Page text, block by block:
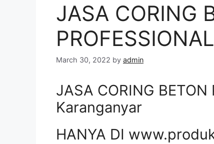
JASA CORING
March 30, 2022 by admin
JASA CORING BETON
Karanganyar
HANYA DI